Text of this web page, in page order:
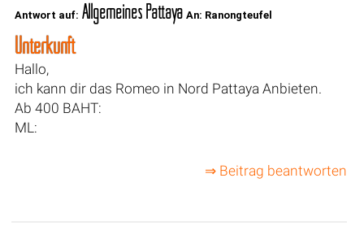
Antwort auf: Allgemeines Pattaya An: Ranongteufel
Unterkunft
Hallo,
ich kann dir das Romeo in Nord Pattaya Anbieten.
Ab 400 BAHT:
ML:
⇒ Beitrag beantworten